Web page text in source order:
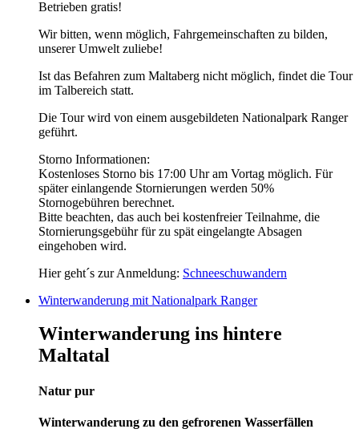
Betrieben gratis!
Wir bitten, wenn möglich, Fahrgemeinschaften zu bilden,
unserer Umwelt zuliebe!
Ist das Befahren zum Maltaberg nicht möglich, findet die Tour
im Talbereich statt.
Die Tour wird von einem ausgebildeten Nationalpark Ranger
geführt.
Storno Informationen:
Kostenloses Storno bis 17:00 Uhr am Vortag möglich. Für
später einlangende Stornierungen werden 50%
Stornogebühren berechnet.
Bitte beachten, das auch bei kostenfreier Teilnahme, die
Stornierungsgebühr für zu spät eingelangte Absagen
eingehoben wird.
Hier geht´s zur Anmeldung: Schneeschuwandern
Winterwanderung mit Nationalpark Ranger
Winterwanderung ins hintere
Maltatal
Natur pur
Winterwanderung zu den gefrorenen Wasserfällen